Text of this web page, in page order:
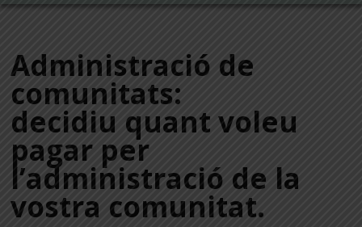
Administració de
comunitats:
decidiu quant voleu
pagar per
l’administració de la
vostra comunitat.